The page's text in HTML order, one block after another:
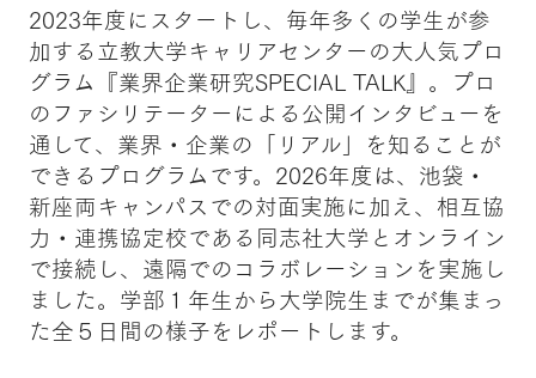
2023年度にスタートし、毎年多くの学生が参
加する立教大学キャリアセンターの大人気プロ
グラム『業界企業研究SPECIAL TALK』。プロ
のファシリテーターによる公開インタビューを
通して、業界・企業の「リアル」を知ることが
できるプログラムです。2026年度は、池袋・
新座両キャンパスでの対面実施に加え、相互協
力・連携協定校である同志社大学とオンライン
で接続し、遠隔でのコラボレーションを実施し
ました。学部１年生から大学院生までが集まっ
た全５日間の様子をレポートします。